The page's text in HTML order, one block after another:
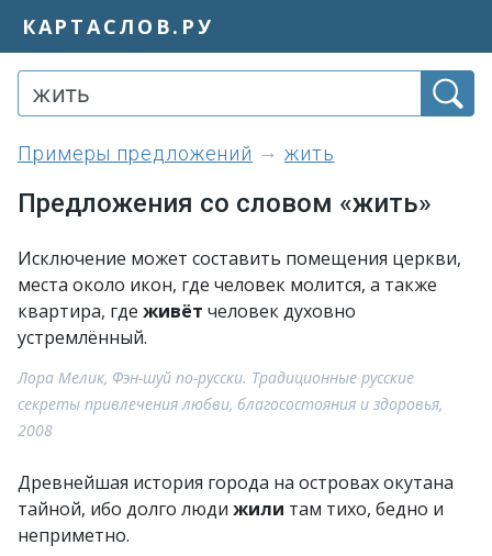
КАРТАСЛОВ.РУ
примеры предложений жить
Предложения со словом «жить»
Исключение может составить помещения церкви,
места около икон, где человек молится, а также
квартира, где живёт человек духовно
устремлённый.
Лора Мелик, Фэн-шуй по-русски. Традиционные русские
секреты привлечения любви, благосостояния и здоровья,
2008
Древнейшая история города на островах окутана
тайной, ибо долго люди жили там тихо, бедно и
неприметно.